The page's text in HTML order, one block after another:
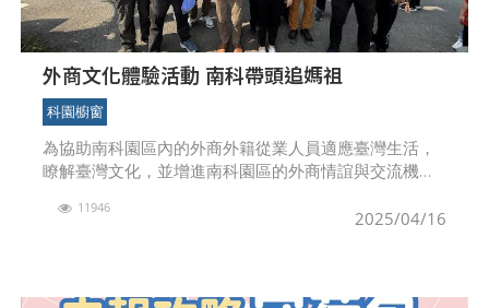
外商文化體驗活動 南科帶頭追媽祖
科園櫥窗
為協助南科園區內的外商外籍從業人員適應臺灣生活，
瞭解臺灣文化，並增進南科園區的外商情誼與交流機
今已舉辦22年，已帶領外籍員工參訪過南投日月潭與溪
2025/04/16
11946